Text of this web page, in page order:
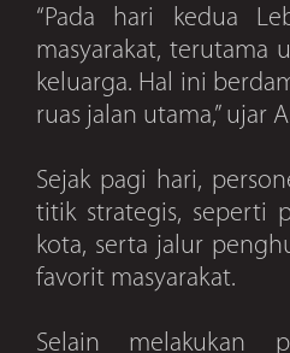
“Pada hari kedua
masyarakat, terutama
keluarga. Hal ini
ruas jalan utama,” ujar
Sejak pagi hari,
titik strategis, seperti
kota, serta jalur
favorit masyarakat.
Selain melakukan